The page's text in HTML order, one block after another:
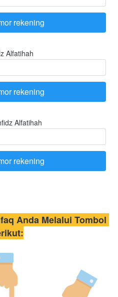
rekening
Alfatihah
rekening
Alfatihah
rekening
Anda Melalui Tombol